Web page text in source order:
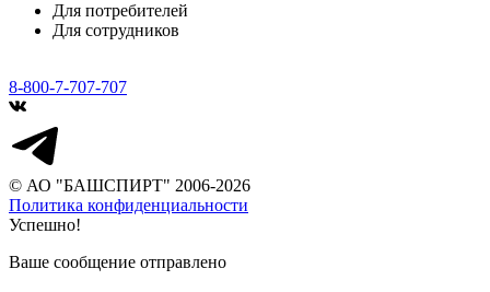
Для потребителей
Для сотрудников
8-800-7-707-707
© АО "БАШСПИРТ" 2006-2026
Политика конфиденциальности
Успешно!
Ваше сообщение отправлено